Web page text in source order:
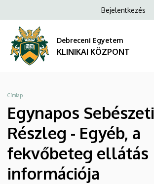
Sebészeti
Részleg
Egyéb,
fekvőbeteg
ellátás
információja
a
tartalomra
Anonim
fiók
menüje
Bejelentkezés
Debreceni Egyetem
KLINIKAI KÖZPONT
Morzsa
Címlap
Egynapos Sebészeti
Részleg - Egyéb, a
fekvőbeteg ellátás
információja